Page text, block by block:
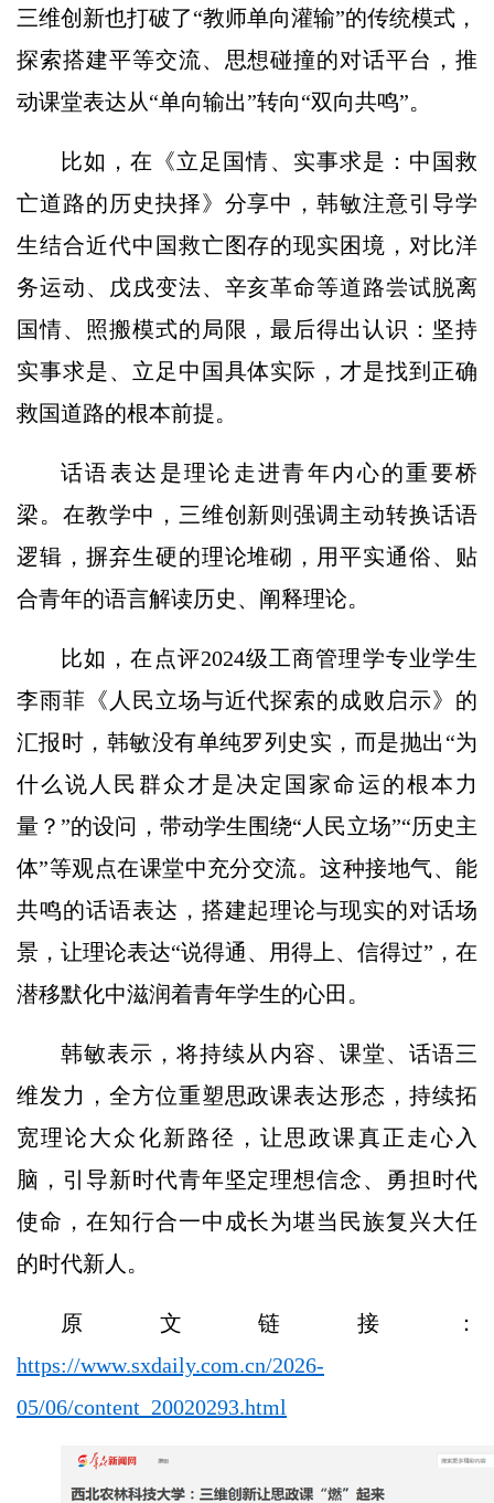
三维创新也打破了“教师单向灌输”的传统模式，
探索搭建平等交流、思想碰撞的对话平台，推
动课堂表达从“单向输出”转向“双向共鸣”。
比如，在《立足国情、实事求是：中国救
亡道路的历史抉择》分享中，韩敏注意引导学
生结合近代中国救亡图存的现实困境，对比洋
务运动、戊戌变法、辛亥革命等道路尝试脱离
国情、照搬模式的局限，最后得出认识：坚持
实事求是、立足中国具体实际，才是找到正确
救国道路的根本前提。
话语表达是理论走进青年内心的重要桥
梁。在教学中，三维创新则强调主动转换话语
逻辑，摒弃生硬的理论堆砌，用平实通俗、贴
合青年的语言解读历史、阐释理论。
比如，在点评2024级工商管理学专业学生
李雨菲《人民立场与近代探索的成败启示》的
汇报时，韩敏没有单纯罗列史实，而是抛出“为
什么说人民群众才是决定国家命运的根本力
量？”的设问，带动学生围绕“人民立场”“历史主
体”等观点在课堂中充分交流。这种接地气、能
共鸣的话语表达，搭建起理论与现实的对话场
景，让理论表达“说得通、用得上、信得过”，在
潜移默化中滋润着青年学生的心田。
韩敏表示，将持续从内容、课堂、话语三
维发力，全方位重塑思政课表达形态，持续拓
宽理论大众化新路径，让思政课真正走心入
脑，引导新时代青年坚定理想信念、勇担时代
使命，在知行合一中成长为堪当民族复兴大任
的时代新人。
原文链接：
https://www.sxdaily.com.cn/2026-
05/06/content_20020293.html